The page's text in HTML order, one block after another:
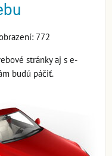
772
stránky aj s e-
budú páčiť.